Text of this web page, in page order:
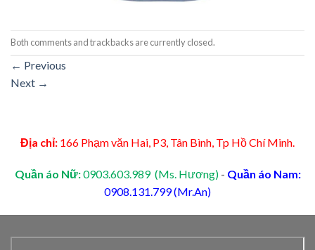
Both comments and trackbacks are currently closed.
← Previous
Next →
Địa chỉ: 166 Phạm văn Hai, P3, Tân Bình, Tp Hồ Chí Minh.
Quần áo Nữ:0903.603.989 (Ms. Hương) - Quần áo Nam:
0908.131.799 (Mr.An)